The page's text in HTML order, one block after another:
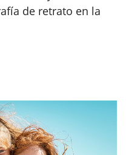
de retrato en la